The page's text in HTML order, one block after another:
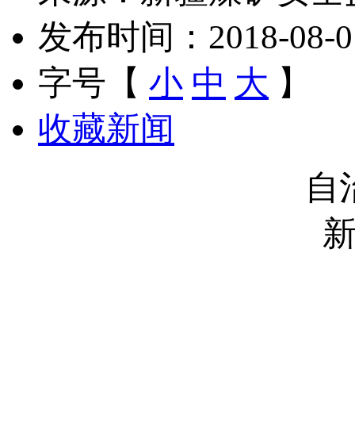
发布时间：2018-08-
字号【 小 中 大 】
收藏新闻
自